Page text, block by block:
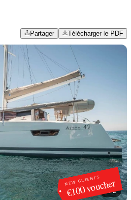
Partager Télécharger le PDF
NEW CLIENTS
€100 voucher
1 /2